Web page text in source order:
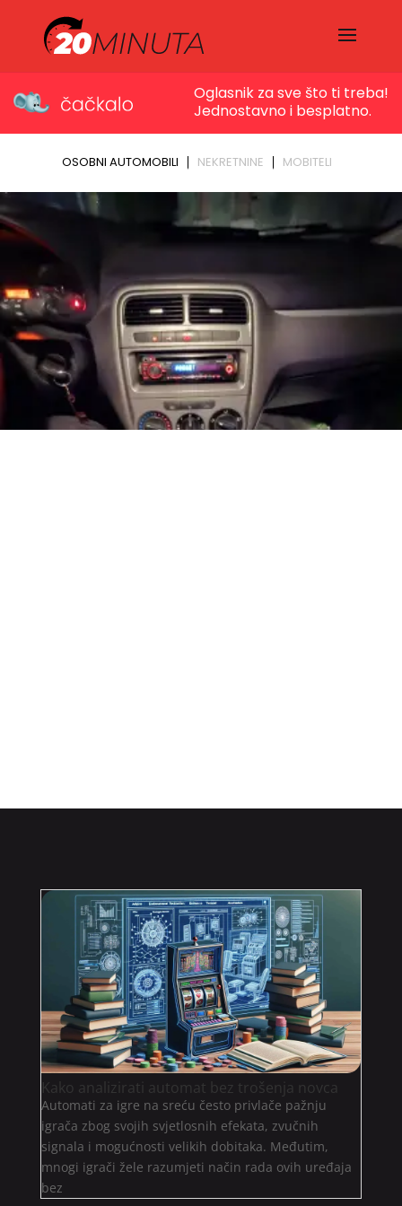
Kako analizirati automat bez trošenja novca
Automati za igre na sreću često privlače pažnju
igrača zbog svojih svjetlosnih efekata, zvučnih
signala i mogućnosti velikih dobitaka. Međutim,
mnogi igrači žele razumjeti način rada ovih uređaja
bez